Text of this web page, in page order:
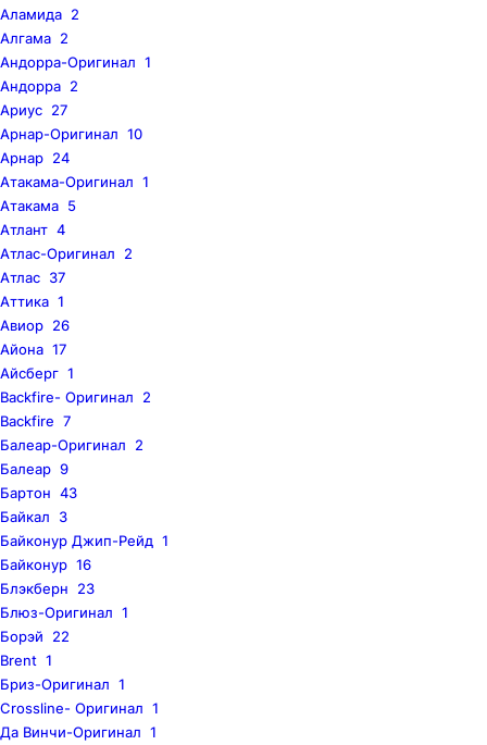
Аламида 2
Алгама 2
Андорра-Оригинал 1
Андорра 2
Ариус 27
Арнар-Оригинал 10
Арнар 24
Атакама-Оригинал 1
Атакама 5
Атлант 4
Атлас-Оригинал
2
Атлас 37
Аттика 1
Авиор 26
Айона 17
Айсберг 1
Backfire- Оригинал
2
Backfire 7
Балеар-Оригинал
2
Балеар 9
Бартон 43
Байкал
3
Байконур Джип-Рейд 1
Байконур 16
Блэкберн
23
Блюз-Оригинал 1
Борэй
22
Brent 1
Бриз-Оригинал 1
Crossline- Оригинал 1
Да Винчи-Оригинал 1